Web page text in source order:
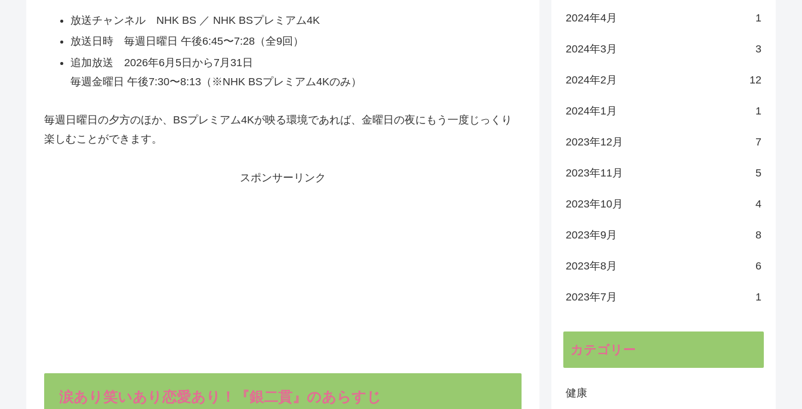
放送チャンネル NHK BS ／ NHK BSプレミアム4K
放送日時 毎週日曜日 午後6:45〜7:28（全9回）
追加放送 2026年6月5日から7月31日
毎週金曜日 午後7:30〜8:13（※NHK BSプレミアム4Kのみ）
毎週日曜日の夕方のほか、BSプレミアム4Kが映る環境であれば、金曜日の夜にもう一度じっくり
楽しむことができます。
スポンサーリンク
涙あり笑いあり恋愛あり！『銀二貫』のあらすじ
2024年4月 1
2024年3月 3
2024年2月 12
2024年1月 1
2023年12月 7
2023年11月 5
2023年10月 4
2023年9月 8
2023年8月 6
2023年7月 1
カテゴリー
健康